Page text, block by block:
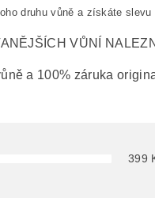
druhu vůně a získáte
VŮNÍ
a 100% záruka
399